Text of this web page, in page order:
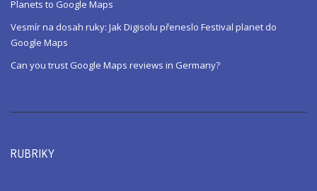
Planets to Google Maps
Vesmír na dosah ruky: Jak Digisolu přeneslo Festival planet do
Google Maps
Can you trust Google Maps reviews in Germany?
RUBRIKY